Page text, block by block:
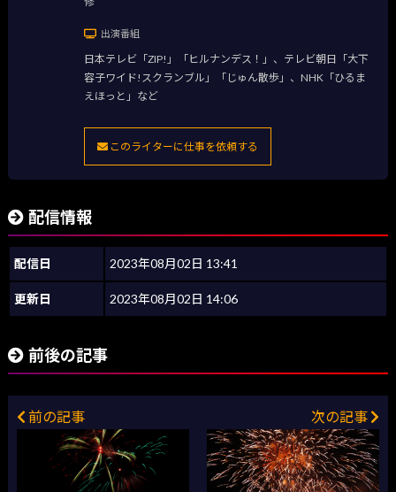
出演番組
日本テレビ「ZIP!」「ヒルナンデス！」、テレビ朝日「大下
容子ワイド!スクランブル」「じゅん散歩」、NHK「ひるま
えほっと」など
このライターに仕事を依頼する
配信情報
配信日 2023年08月02日 13:41
更新日 2023年08月02日 14:06
前後の記事
前の記事 次の記事